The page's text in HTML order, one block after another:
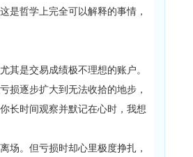
是哲学上完全可以解释的事情，
是交易成绩极不理想的账户。
损逐步扩大到无法收拾的地步，
长时间观察并默记在心时，我想
。但亏损时却心里极度挣扎，